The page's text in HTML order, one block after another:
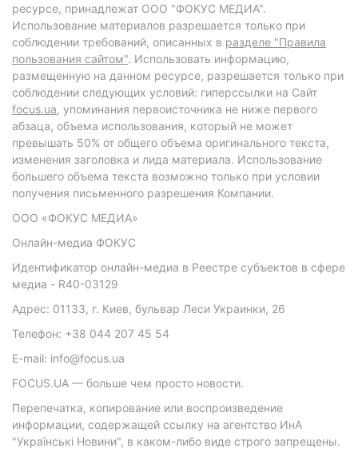
ресурсе, принадлежат ООО "ФОКУС МЕДИА".
Использование материалов разрешается только при
соблюдении требований, описанных в разделе "Правила
пользования сайтом". Использовать информацию,
размещенную на данном ресурсе, разрешается только при
соблюдении следующих условий: гиперссылки на Сайт
focus.ua, упоминания первоисточника не ниже первого
абзаца, объема использования, который не может
превышать 50% от общего объема оригинального текста,
изменения заголовка и лида материала. Использование
большего объема текста возможно только при условии
получения письменного разрешения Компании.
ООО «ФОКУС МЕДИА»
Онлайн-медиа ФОКУС
Идентификатор онлайн-медиа в Реестре субъектов в сфере
медиа - R40-03129
Адрес: 01133, г. Киев, бульвар Леси Украинки, 26
Телефон: +38 044 207 45 54
E-mail: info@focus.ua
FOCUS.UA — больше чем просто новости.
Перепечатка, копирование или воспроизведение
информации, содержащей ссылку на агентство ИнА
"Українські Новини", в каком-либо виде строго запрещены.